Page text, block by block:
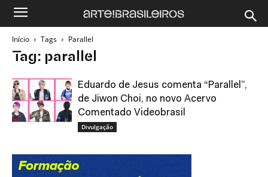
Início Tags Parallel
Tag: parallel
Eduardo de Jesus comenta “Parallel”,
de Jiwon Choi, no novo Acervo
Comentado Videobrasil
Divulgação